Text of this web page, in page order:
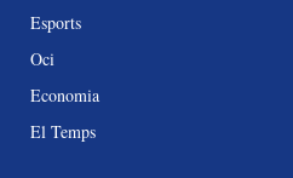
Esports
Oci
Economia
El Temps